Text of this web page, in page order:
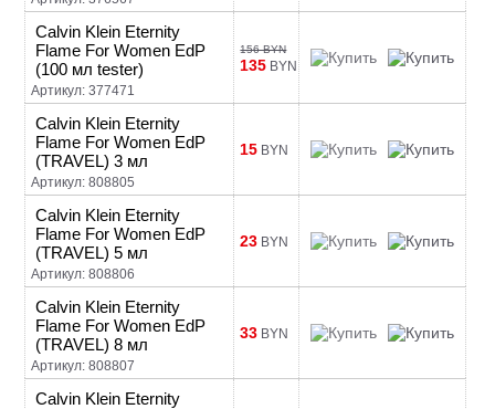
Calvin Klein Eternity
Flame For Women EdP
(100 мл tester)
Артикул: 377471
156 BYN
135 BYN
Calvin Klein Eternity
Flame For Women EdP
(TRAVEL) 3 мл
Артикул: 808805
15 BYN
Calvin Klein Eternity
Flame For Women EdP
(TRAVEL) 5 мл
Артикул: 808806
23 BYN
Calvin Klein Eternity
Flame For Women EdP
(TRAVEL) 8 мл
Артикул: 808807
33 BYN
Calvin Klein Eternity